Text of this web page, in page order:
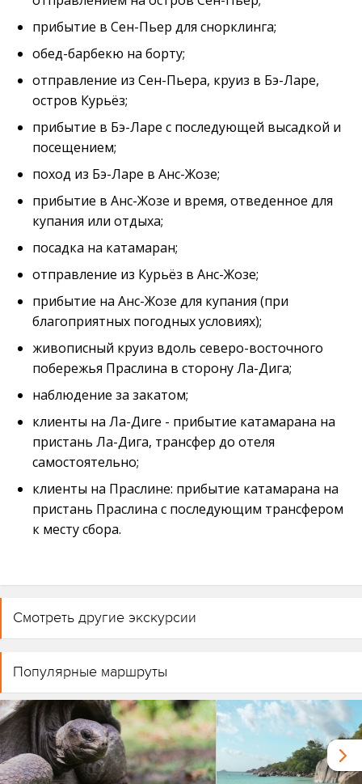
прибытие в Сен-Пьер для снорклинга;
обед-барбекю на борту;
отправление из Сен-Пьера, круиз в Бэ-Ларе,
остров Курьёз;
прибытие в Бэ-Ларе с последующей высадкой и
посещением;
поход из Бэ-Ларе в Анс-Жозе;
прибытие в Анс-Жозе и время, отведенное для
купания или отдыха;
посадка на катамаран;
отправление из Курьёз в Анс-Жозе;
прибытие на Анс-Жозе для купания (при
благоприятных погодных условиях);
живописный круиз вдоль северо-восточного
побережья Праслина в сторону Ла-Дига;
наблюдение за закатом;
клиенты на Ла-Диге - прибытие катамарана на
пристань Ла-Дига, трансфер до отеля
самостоятельно;
клиенты на Праслине: прибытие катамарана на
пристань Праслина с последующим трансфером
к месту сбора.
Смотреть другие экскурсии
Популярные маршруты